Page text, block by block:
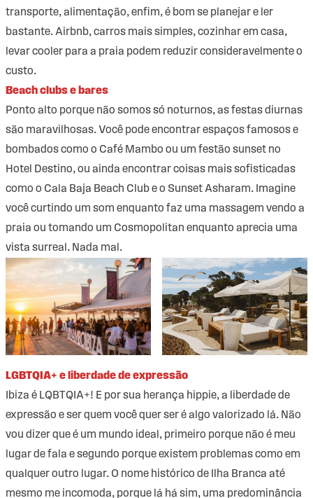
transporte, alimentação, enfim, é bom se planejar e ler
bastante. Airbnb, carros mais simples, cozinhar em casa,
levar cooler para a praia podem reduzir consideravelmente o
custo.
Beach clubs e bares
Ponto alto porque não somos só noturnos, as festas diurnas
são maravilhosas. Você pode encontrar espaços famosos e
bombados como o Café Mambo ou um festão sunset no
Hotel Destino, ou ainda encontrar coisas mais sofisticadas
como o Cala Baja Beach Club e o Sunset Asharam. Imagine
você curtindo um som enquanto faz uma massagem vendo a
praia ou tomando um Cosmopolitan enquanto aprecia uma
vista surreal. Nada mal.
LGBTQIA+ e liberdade de expressão
Ibiza é LQBTQIA+! E por sua herança hippie, a liberdade de
expressão e ser quem você quer ser é algo valorizado lá. Não
vou dizer que é um mundo ideal, primeiro porque não é meu
lugar de fala e segundo porque existem problemas como em
qualquer outro lugar. O nome histórico de Ilha Branca até
mesmo me incomoda, porque lá há sim, uma predominância